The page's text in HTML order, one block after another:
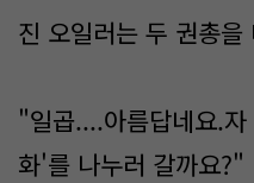
진 오일러는 두 권총
"일곱....아름답네요.
화'를 나누러 갈까요?"